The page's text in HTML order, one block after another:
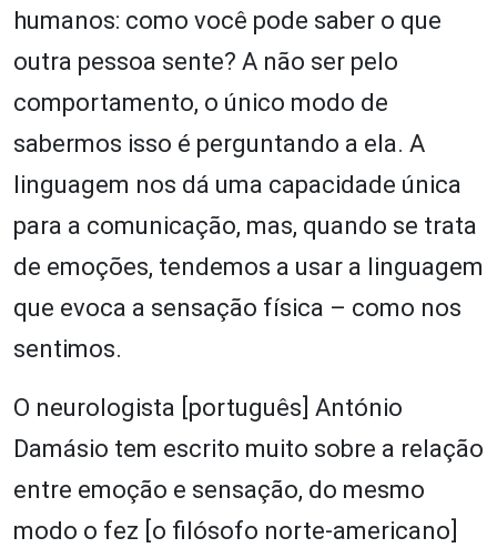
humanos: como você pode saber o que
outra pessoa sente? A não ser pelo
comportamento, o único modo de
sabermos isso é perguntando a ela. A
linguagem nos dá uma capacidade única
para a comunicação, mas, quando se trata
de emoções, tendemos a usar a linguagem
que evoca a sensação física – como nos
sentimos.
O neurologista [português] António
Damásio tem escrito muito sobre a relação
entre emoção e sensação, do mesmo
modo o fez [o filósofo norte-americano]